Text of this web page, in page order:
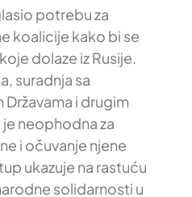
potrebu za
koalicije kako bi se
dolaze iz Rusije.
suradnja sa
i drugim
neophodna za
i očuvanje njene
ukazuje na rastuću
solidarnosti u